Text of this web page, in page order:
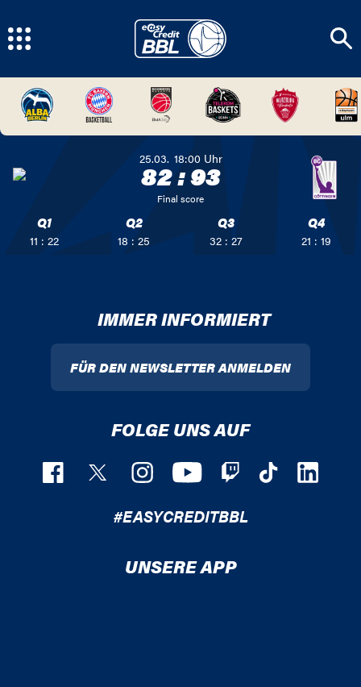
25.03. 18:00 Uhr
82:93
Final score
Q1
11 : 22
Q2
18 : 25
Q3
32 : 27
Q4
21 : 19
IMMER INFORMIERT
FÜR DEN NEWSLETTER ANMELDEN
FOLGE UNS AUF
#EASYCREDITBBL
UNSERE APP